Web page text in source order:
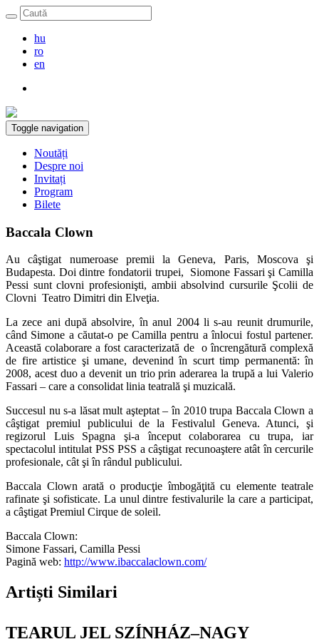
hu
ro
en
Toggle navigation
Noutăți
Despre noi
Invitați
Program
Bilete
Baccala Clown
Au câştigat numeroase premii la Geneva, Paris, Moscova şi
Budapesta. Doi dintre fondatorii trupei, Siomone Fassari şi Camilla
Pessi sunt clovni profesionişti, ambii absolvind cursurile Şcolii de
Clovni Teatro Dimitri din Elveţia.
La zece ani după absolvire, în anul 2004 li s-au reunit drumurile,
când Simone a căutat-o pe Camilla pentru a înlocui fostul partener.
Această colaborare a fost caracterizată de o încrengătură complexă
de fire artistice şi umane, devenind în scurt timp permanentă: în
2008, acest duo a devenit un trio prin aderarea la trupă a lui Valerio
Fassari – care a consolidat linia teatrală şi muzicală.
Succesul nu s-a lăsat mult aşteptat – în 2010 trupa Baccala Clown a
câştigat premiul publicului de la Festivalul Geneva. Atunci, şi
regizorul Luis Spagna şi-a început colaborarea cu trupa, iar
spectacolul intitulat PSS PSS a câştigat recunoaştere atât în cercurile
profesionale, cât şi în rândul publicului.
Baccala Clown arată o producţie îmbogăţită cu elemente teatrale
rafinate şi sofisticate. La unul dintre festivalurile la care a participat,
a câştigat Premiul Cirque de soleil.
Baccala Clown:
Simone Fassari, Camilla Pessi
Pagină web: http://www.ibaccalaclown.com/
Artiști Similari
TEARUL JEL SZÍNHÁZ–NAGY